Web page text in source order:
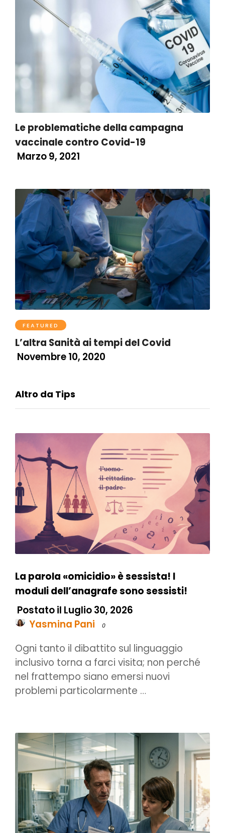
Le problematiche della campagna
vaccinale contro Covid-19
Marzo 9, 2021
FEATURED
L’altra Sanità ai tempi del Covid
Novembre 10, 2020
Altro da Tips
La parola «omicidio» è sessista! I
moduli dell’anagrafe sono sessisti!
Postato il Luglio 30, 2026
Yasmina Pani
0
Ogni tanto il dibattito sul linguaggio
inclusivo torna a farci visita; non perché
nel frattempo siano emersi nuovi
problemi particolarmente …